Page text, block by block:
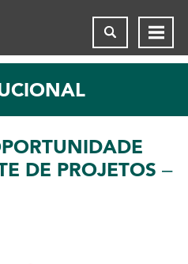
DE PROJETOS –